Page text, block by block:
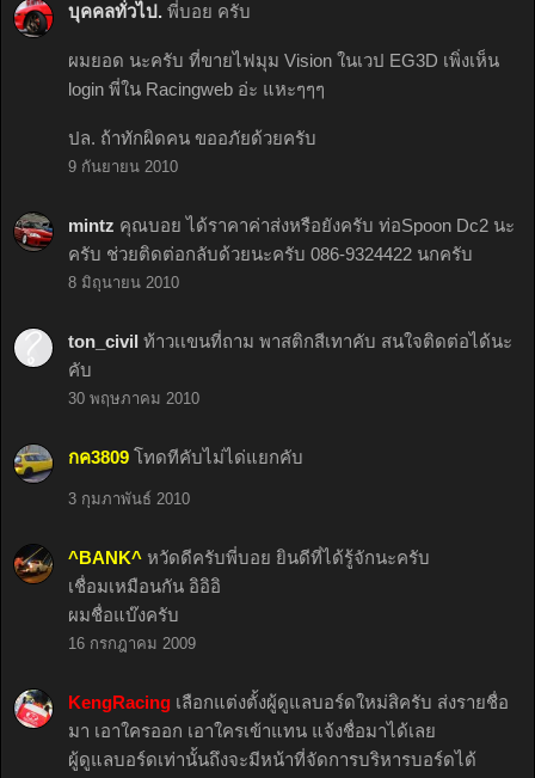
บุคคลทั่วไป. พี่บอย ครับ
ผมยอด นะครับ ที่ขายไฟมุม Vision ในเวป EG3D เพิ่งเห็น
login พี่ใน Racingweb อ่ะ แหะๆๆๆ
ปล. ถ้าทักผิดคน ขออภัยด้วยครับ
9 กันยายน 2010
mintz คุณบอย ได้ราคาค่าส่งหรือยังครับ ท่อSpoon Dc2 นะ
ครับ ช่วยติดต่อกลับด้วยนะครับ 086-9324422 นกครับ
8 มิถุนายน 2010
ton_civil ท้าวเเขนที่ถาม พาสติกสีเทาคับ สนใจติดต่อได้นะ
คับ
30 พฤษภาคม 2010
กค3809 โทดทีคับไม่ได่แยกคับ
3 กุมภาพันธ์ 2010
^BANK^ หวัดดีครับพี่บอย ยินดีที่ได้รู้จักนะครับ
เชื่อมเหมือนกัน อิอิอิ
ผมชื่อแบ๊งครับ
16 กรกฎาคม 2009
KengRacing เลือกแต่งตั้งผู้ดูแลบอร์ดใหม่สิครับ ส่งรายชื่อ
มา เอาใครออก เอาใครเข้าแทน แจ้งชื่อมาได้เลย
ผู้ดูแลบอร์ดเท่านั้นถึงจะมีหน้าที่จัดการบริหารบอร์ดได้